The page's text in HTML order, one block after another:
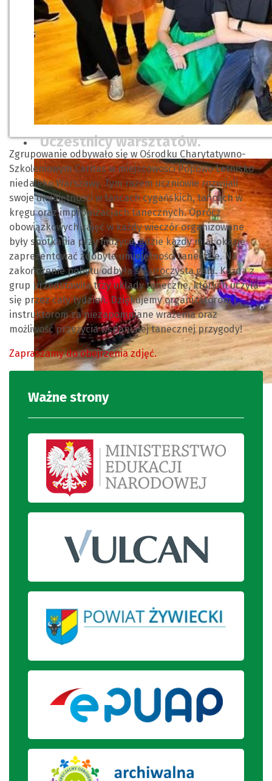
Uczestnicy warsztatów.
Zajęcia taneczne.
Zgrupowanie odbywało się w Ośrodku Charytatywno-
Szkoleniowym Caritas w miejscowości Popowo Letnisko
niedaleko Warszawy. Tym razem uczniowie rozwijali
swoje umiejętności w tańcach cygańskich, tańcach w
kręgu oraz improwizacjach tanecznych. Oprócz
obowiązkowych zajęć w każdy wieczór organizowane
były spotkania przy muzyce, gdzie każdy miał okazję
zaprezentować zdobyte umiejętności taneczne. Na
zakończenie pobytu odbyła się uroczysta gala. Każda z
grup przedstawiła trzy układy taneczne, których uczyła
się przez cały tydzień. Dziękujemy organizatorom i
instruktorom za niezapomniane wrażenia oraz
możliwość przeżycia wspaniałej tanecznej przygody!
Zapraszamy do obejrzenia zdjęć.
Ważne strony